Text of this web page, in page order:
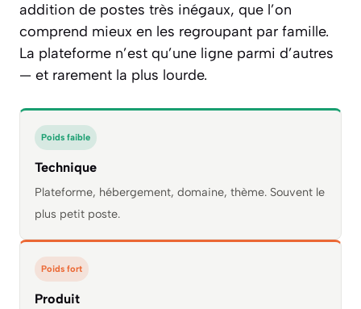
addition de postes très inégaux, que l’on
comprend mieux en les regroupant par famille.
La plateforme n’est qu’une ligne parmi d’autres
— et rarement la plus lourde.
Poids faible
Technique
Plateforme, hébergement, domaine, thème. Souvent le
plus petit poste.
Poids fort
Produit